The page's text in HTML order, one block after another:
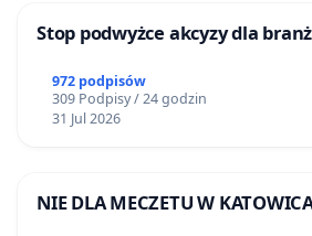
Stop podwyżce akcyzy dla
972 podpisów
309 Podpisy / 24 godzin
31 Jul 2026
NIE DLA MECZETU W